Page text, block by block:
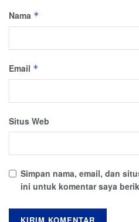
Nama *
Email *
Situs Web
Simpan nama, email, dan
ini untuk komentar saya